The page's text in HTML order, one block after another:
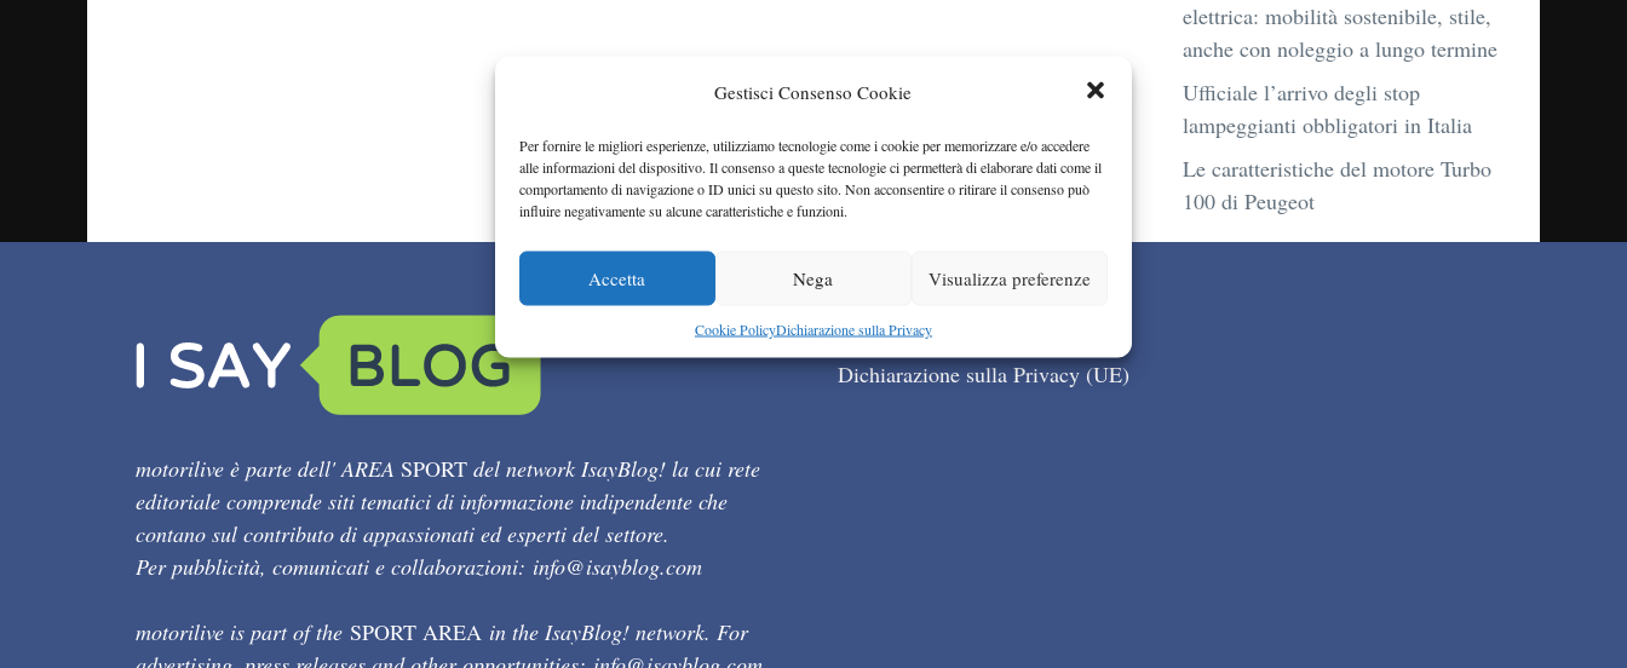
Gestisci Consenso Cookie
Per fornire le migliori esperienze, utilizziamo tecnologie come i cookie per memorizzare e/o accedere
alle informazioni del dispositivo. Il consenso a queste tecnologie ci permetterà di elaborare dati come il
comportamento di navigazione o ID unici su questo sito. Non acconsentire o ritirare il consenso può
influire negativamente su alcune caratteristiche e funzioni.
Accetta Nega Visualizza preferenze
Cookie PolicyDichiarazione sulla Privacy
elettrica: mobilità sostenibile, stile,
anche con noleggio a lungo termine
Ufficiale l’arrivo degli stop
lampeggianti obbligatori in Italia
Le caratteristiche del motore Turbo
100 di Peugeot
motorilive è parte dell' AREA SPORT del network IsayBlog! la cui rete
editoriale comprende siti tematici di informazione indipendente che
contano sul contributo di appassionati ed esperti del settore.
Per pubblicità, comunicati e collaborazioni: info@isayblog.com
motorilive is part of the SPORT AREA in the IsayBlog! network. For
Cookie Policy (UE)
Dichiarazione sulla Privacy (UE)